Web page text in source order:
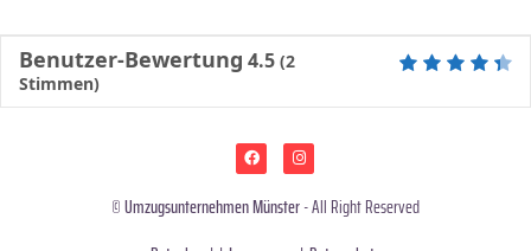
Benutzer-Bewertung 4.5 (2
Stimmen)
©Umzugsunternehmen Münster- All Right Reserved